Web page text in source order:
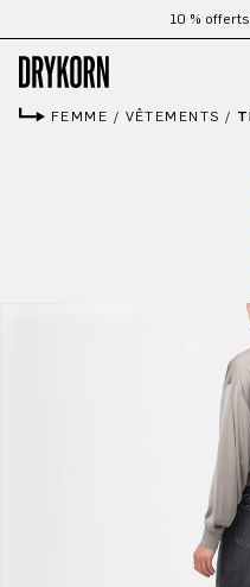
Passer au contenu principal
Livraison
FEMME / VÊTEMENTS /